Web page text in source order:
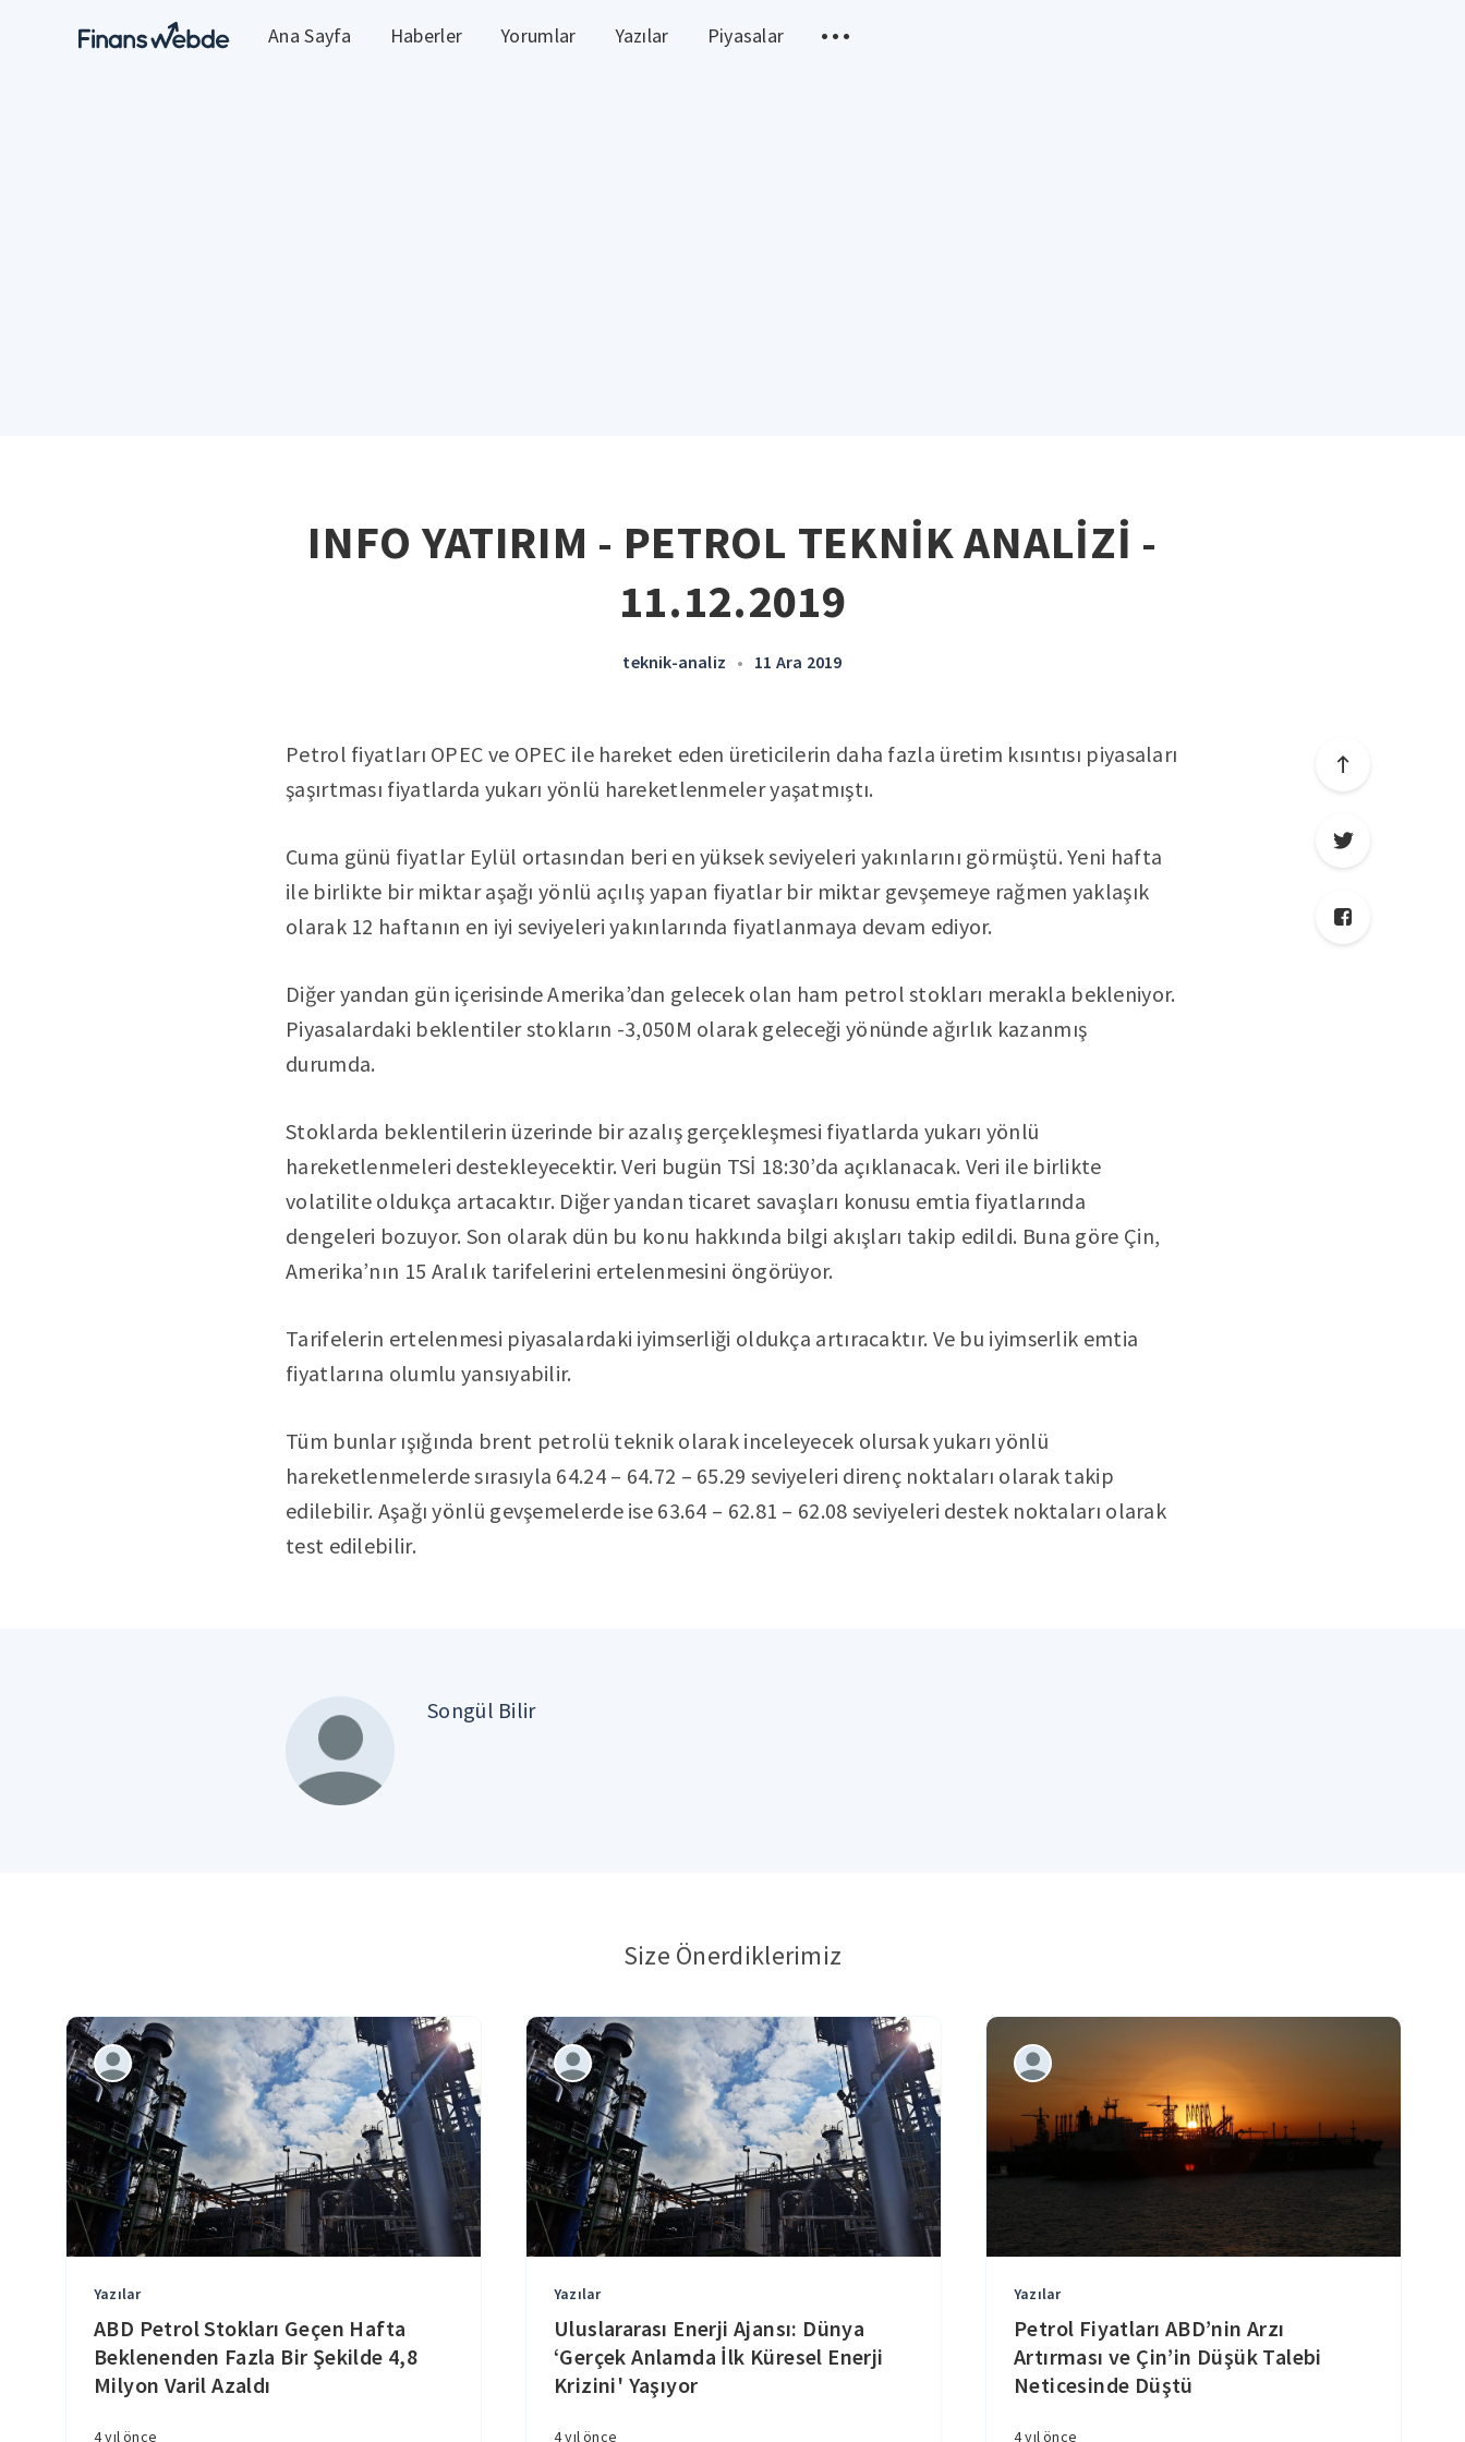
Ana Sayfa Haberler Yorumlar Yazılar Piyasalar
INFO YATIRIM - PETROL TEKNİK ANALİZİ -
11.12.2019
teknik-analiz • 11 Ara 2019
Petrol fiyatları OPEC ve OPEC ile hareket eden üreticilerin daha fazla üretim kısıntısı piyasaları
şaşırtması fiyatlarda yukarı yönlü hareketlenmeler yaşatmıştı.
Cuma günü fiyatlar Eylül ortasından beri en yüksek seviyeleri yakınlarını görmüştü. Yeni hafta
ile birlikte bir miktar aşağı yönlü açılış yapan fiyatlar bir miktar gevşemeye rağmen yaklaşık
olarak 12 haftanın en iyi seviyeleri yakınlarında fiyatlanmaya devam ediyor.
Diğer yandan gün içerisinde Amerika’dan gelecek olan ham petrol stokları merakla bekleniyor.
Piyasalardaki beklentiler stokların -3,050M olarak geleceği yönünde ağırlık kazanmış
durumda.
Stoklarda beklentilerin üzerinde bir azalış gerçekleşmesi fiyatlarda yukarı yönlü
hareketlenmeleri destekleyecektir. Veri bugün TSİ 18:30’da açıklanacak. Veri ile birlikte
volatilite oldukça artacaktır. Diğer yandan ticaret savaşları konusu emtia fiyatlarında
dengeleri bozuyor. Son olarak dün bu konu hakkında bilgi akışları takip edildi. Buna göre Çin,
Amerika’nın 15 Aralık tarifelerini ertelenmesini öngörüyor.
Tarifelerin ertelenmesi piyasalardaki iyimserliği oldukça artıracaktır. Ve bu iyimserlik emtia
fiyatlarına olumlu yansıyabilir.
Tüm bunlar ışığında brent petrolü teknik olarak inceleyecek olursak yukarı yönlü
hareketlenmelerde sırasıyla 64.24 – 64.72 – 65.29 seviyeleri direnç noktaları olarak takip
edilebilir. Aşağı yönlü gevşemelerde ise 63.64 – 62.81 – 62.08 seviyeleri destek noktaları olarak
test edilebilir.
Songül Bilir
Size Önerdiklerimiz
Yazılar
ABD Petrol Stokları Geçen Hafta
Beklenenden Fazla Bir Şekilde 4,8
Milyon Varil Azaldı
4 yıl önce
Yazılar
Uluslararası Enerji Ajansı: Dünya
‘Gerçek Anlamda İlk Küresel Enerji
Krizini' Yaşıyor
4 yıl önce
Yazılar
Petrol Fiyatları ABD’nin Arzı
Artırması ve Çin’in Düşük Talebi
Neticesinde Düştü
4 yıl önce